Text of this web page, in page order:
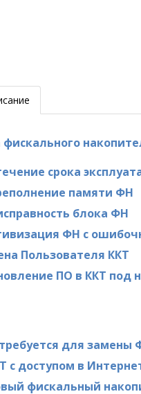
срока
памяти ФН
блока ФН
ФН с
Пользователя ККТ
ПО в ККТ под
для замены
с доступом в
фискальный